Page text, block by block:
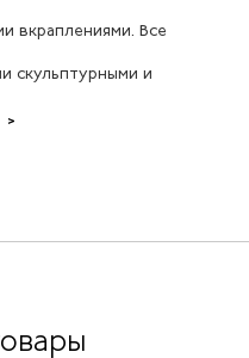
вкраплениями. Все
скульптурными и